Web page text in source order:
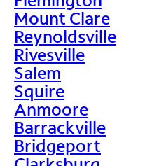
Mount Clare
Reynoldsville
Rivesville
Salem
Squire
Anmoore
Barrackville
Bridgeport